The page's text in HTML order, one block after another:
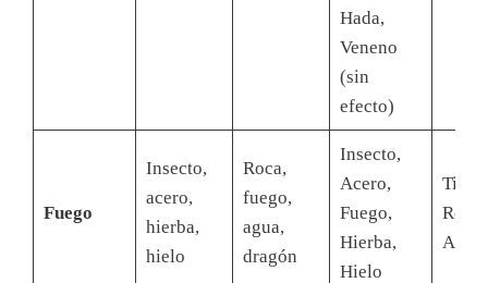
Hada,
Veneno
(sin
efecto)
Fuego
Insecto,
acero,
hierba,
hielo
Roca,
fuego,
agua,
dragón
Insecto,
Acero,
Fuego,
Hierba,
Hielo
Roca,
Agua